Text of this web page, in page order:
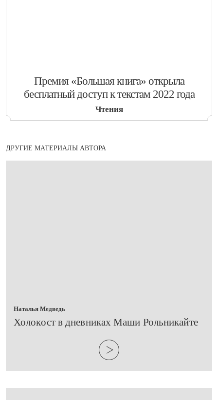
​Премия «Большая книга» открыла
бесплатный доступ к текстам 2022 года
Чтения
ДРУГИЕ МАТЕРИАЛЫ АВТОРА
Наталья Медведь
​Холокост в дневниках Маши Рольникайте